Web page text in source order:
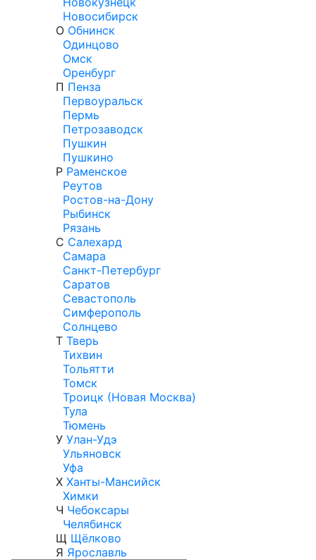
Новосибирск
О Обнинск
Одинцово
Омск
Оренбург
П Пенза
Первоуральск
Пермь
Петрозаводск
Пушкин
Пушкино
Р Раменское
Реутов
Ростов-на-Дону
Рыбинск
Рязань
С Салехард
Самара
Санкт-Петербург
Саратов
Севастополь
Симферополь
Солнцево
Т Тверь
Тихвин
Тольятти
Томск
Троицк (Новая Москва)
Тула
Тюмень
У Улан-Удэ
Ульяновск
Уфа
Х Ханты-Мансийск
Химки
Ч Чебоксары
Челябинск
Щ Щёлково
Я Ярославль